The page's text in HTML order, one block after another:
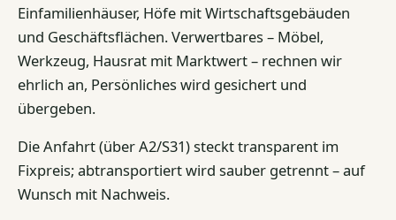
Einfamilienhäuser, Höfe mit Wirtschaftsgebäuden
und Geschäftsflächen. Verwertbares – Möbel,
Werkzeug, Hausrat mit Marktwert – rechnen wir
ehrlich an, Persönliches wird gesichert und
übergeben.
Die Anfahrt (über A2/S31) steckt transparent im
Fixpreis; abtransportiert wird sauber getrennt – auf
Wunsch mit Nachweis.